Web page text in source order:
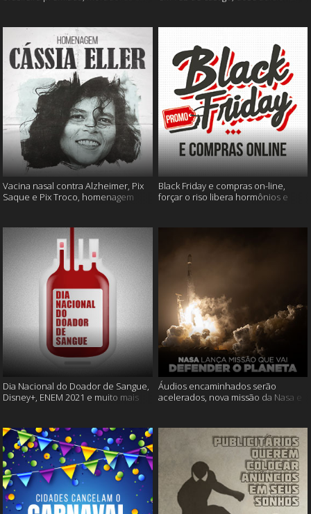
Vacina nasal contra Alzheimer, Pix
Saque e Pix Troco, homenagem
Black Friday e compras on-line,
forçar o riso libera hormônios e
Dia Nacional do Doador de Sangue,
Disney+, ENEM 2021 e muito mais
Áudios encaminhados serão
acelerados, nova missão da Nasa e